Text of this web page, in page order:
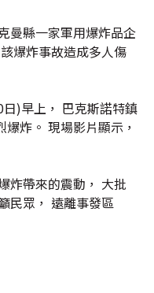
曼縣一家軍用爆炸品企
爆炸事故造成多人傷
)早上， 巴克斯諾特鎮
炸。 現場影片顯示，
炸帶來的震動， 大批
民眾， 遠離事發區